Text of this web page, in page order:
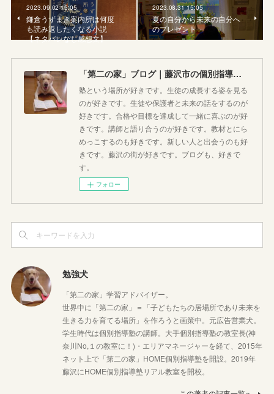
2023.09.02 15:05
鎌倉うずまき案内所は何度
も読み返したくなる小説
【ネタバレなし感想文】
2023.08.31 15:05
夏の自分から未来の自分へ
のプレゼント
「第二の家」ブログ｜藤沢市の個別指導塾のお話
塾という場所が好きです。生徒の成長する姿を見る
のが好きです。生徒や保護者と未来の話をするのが
好きです。合格や目標を達成して一緒に喜ぶのが好
きです。講師と語り合うのが好きです。教材とにら
めっこするのも好きです。新しい人と出会うのも好
きです。藤沢の街が好きです。ブログも、好きで
す。
フォロー
勉強犬
「第二の家」学習アドバイザー。
世界中に「第二の家」＝「子どもたちの居場所であり未来を
生きる力を育てる場所」を作ろうと画策中。元広告営業犬。
学生時代は個別指導塾の講師。大手個別指導塾の教室長(神
奈川No,１の教室に！)・エリアマネージャーを経て、2015年
ネット上で「第二の家」HOME個別指導塾を開設。2019年
藤沢にHOME個別指導塾リアル教室を開校。